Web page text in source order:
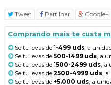
Tweet Partilhar Google+
Comprando mais te custa
Se tu levas de 1-499 uds, a
Se tu levas de 500-1499 uds, a
Se tu levas de 1500-2499 uds, a
Se tu levas de 2500-4999 uds, a
Se tu levas de +5.000 uds, a